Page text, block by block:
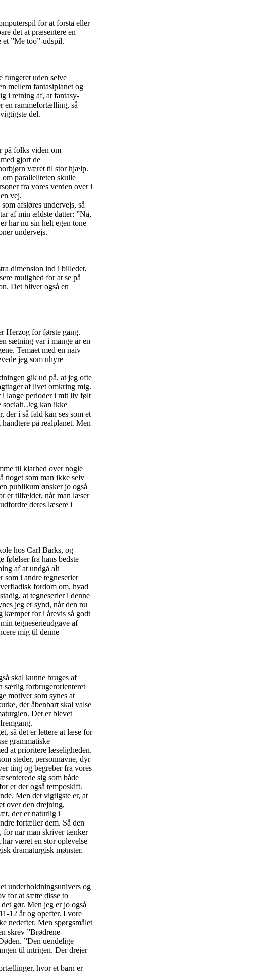
for at forstå eller
det at præsentere en
”Me too”-udspil.
fungeret uden selve
mellem fantasiplanet og
i retning af, at fantasy-
en rammefortælling, så
del.
på folks viden om
gjort de
været til stor hjælp.
paralleliteten skulle
fra vores verden over i
vej.
afsløres undervejs, så
af min ældste datter: ”Nå,
har nu sin helt egen tone
undervejs.
dimension ind i billedet,
mulighed for at se på
Det bliver også en
Herzog for første gang.
sætning var i mange år en
Temaet med en naiv
jeg som uhyre
gik ud på, at jeg ofte
af livet omkring mig.
i lange perioder i mit liv følt
Jeg kan ikke
i så fald kan ses som et
på realplanet. Men
til klarhed over nogle
noget som man ikke selv
publikum ønsker jo også
er tilfældet, når man læser
deres læsere i
hos Carl Barks, og
følelser fra hans bedste
af at undgå alt
som i andre tegneserier
fordom om, hvad
at tegneserier i denne
jeg er synd, når den nu
kæmpet for i årevis så godt
tegneserieudgave af
mig til denne
skal kunne bruges af
særlig forbrugerorienteret
motiver som synes at
der åbenbart skal valse
Det er blevet
så det er lettere at læse for
grammatiske
at prioritere læseligheden.
steder, personnavne, dyr
ting og begreber fra vores
sig som både
er der også temposkift.
Men det vigtigste er, at
over den drejning,
der er naturlig i
fortæller dem. Så den
for når man skriver tænker
været en stor oplevelse
dramaturgisk mønster.
underholdningsunivers og
for at sætte disse to
gør. Men jeg er jo også
12 år og opefter. I vore
nedefter. Men spørgsmålet
skrev ”Brødrene
”Den uendelige
til intrigen. Der drejer
hvor et barn er